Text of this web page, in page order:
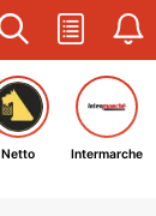
Netto Intermarche